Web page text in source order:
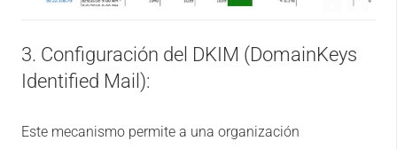
3. Configuración del DKIM (DomainKeys
Identified Mail):
Este mecanismo permite a una organización